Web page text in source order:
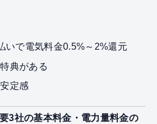
いで電気料金0.5%～2%還元
典がある
定感
3社の基本料金・電力量料金の